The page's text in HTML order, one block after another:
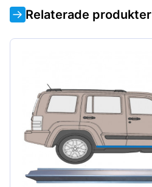
Relaterade produkter